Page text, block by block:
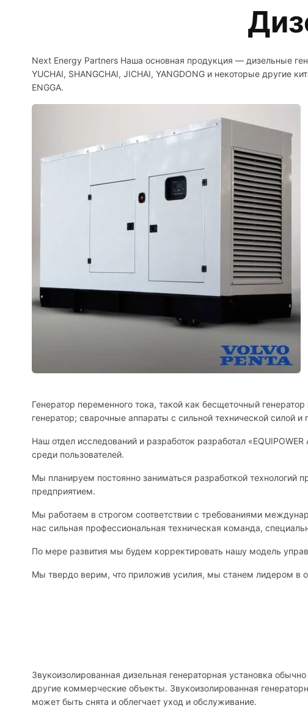
Next Energy Partners Наша основная продукция — дизельные
YUCHAI, SHANGCHAI, JICHAI, YANGDONG и некоторые другие
ENGGA.
Генератор переменного тока, такой как бесщеточный
генератор; сварочные аппараты с сильной технической
Наш отдел исследований и разработок разработал
среди пользователей.
Мы планируем постоянно заниматься разработкой технологий
предприятием.
Мы работаем в строгом соответствии с требованиями
нас сильная профессиональная техническая команда,
По мере развития мы будем корректировать нашу модель
Мы твердо верим, что приложив усилия, мы станем лидером в
Звукоизолированная дизельная генераторная установка
другие коммерческие объекты. Звукоизолированная
может быть снята и облегчает уход и обслуживание.